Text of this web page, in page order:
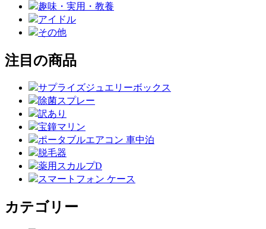
趣味・実用・教養
アイドル
その他
注目の商品
サプライズジュエリーボックス
除菌スプレー
訳あり
宝鐘マリン
ポータブルエアコン 車中泊
脱毛器
薬用スカルプD
スマートフォン ケース
カテゴリー